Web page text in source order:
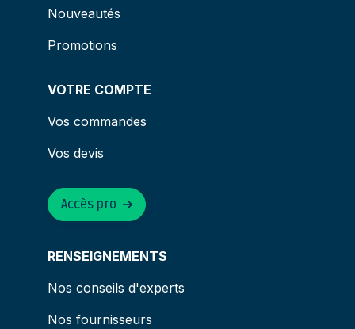
Nouveautés
Promotions
VOTRE COMPTE
Vos commandes
Vos devis
RENSEIGNEMENTS
Nos conseils d'experts
Nos fournisseurs
Accès pro